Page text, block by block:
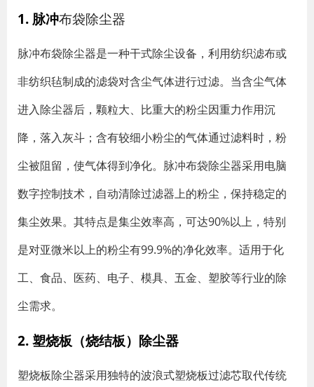
1. 脉冲布袋除尘器
脉冲布袋除尘器是一种干式除尘设备，利用纺织滤布或
非纺织毡制成的滤袋对含尘气体进行过滤。当含尘气体
进入除尘器后，颗粒大、比重大的粉尘因重力作用沉
降，落入灰斗；含有较细小粉尘的气体通过滤料时，粉
尘被阻留，使气体得到净化。脉冲布袋除尘器采用电脑
数字控制技术，自动清除过滤器上的粉尘，保持稳定的
集尘效果。其特点是集尘效率高，可达90%以上，特别
是对亚微米以上的粉尘有99.9%的净化效率。适用于化
工、食品、医药、电子、模具、五金、塑胶等行业的除
尘需求。
2. 塑烧板（烧结板）除尘器
塑烧板除尘器采用独特的波浪式塑烧板过滤芯取代传统